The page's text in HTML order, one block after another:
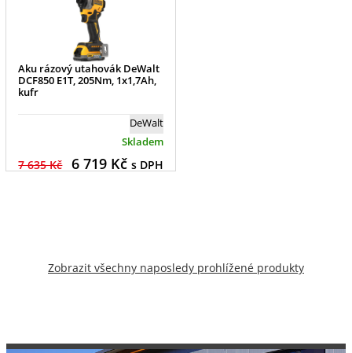
Aku rázový utahovák DeWalt
DCF850 E1T, 205Nm, 1x1,7Ah,
kufr
DeWalt
Skladem
7 635 Kč 6 719Kč s DPH
Zobrazit všechny naposledy prohlížené produkty